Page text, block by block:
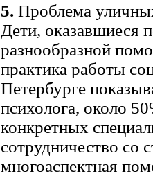
5. Проблема
Дети, оказавшиеся
разнообразной
практика работы
Петербурге
психолога, около
конкретных
сотрудничество со
многоаспектная